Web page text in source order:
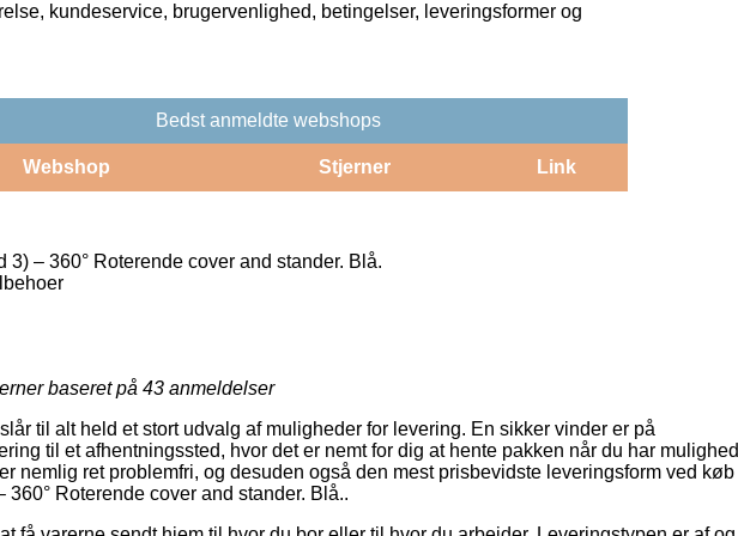
kundeservice, brugervenlighed, betingelser, leveringsformer og
Bedst anmeldte webshops
Webshop Stjerner Link
– 360° Roterende cover and stander. Blå.
baseret på 43 anmeldelser
til alt held et stort udvalg af muligheder for levering. En sikker vinder er på
til et afhentningssted, hvor det er nemt for dig at hente pakken når du har mulighed
nemlig ret problemfri, og desuden også den mest prisbevidste leveringsform ved køb
360° Roterende cover and stander. Blå..